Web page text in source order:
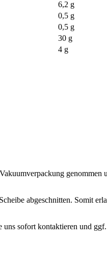
6,2 g
0,5 g
0,5 g
30 g
4 g
abgeschnitten. Somit
sofort kontaktieren und